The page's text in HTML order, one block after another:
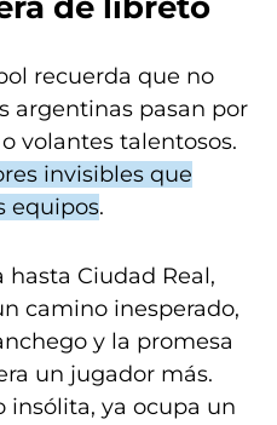
recuerda que no
argentinas pasan por
volantes talentosos.
invisibles que
equipos.
hasta Ciudad Real,
camino inesperado,
y la promesa
un jugador más.
insólita, ya ocupa un